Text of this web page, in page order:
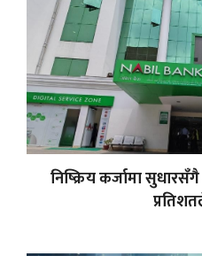
निष्क्रिय कर्जामा